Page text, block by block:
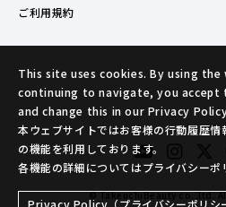
ご利用規約
© TakeuchiBeauty co.,ltd.
This site uses cookies. By using
continuing to navigate, you accept
and change this in our Privacy
本ウェブサイトではお客様の行動履歴
の機能を利用しております。
各機能の詳細についてはプライバシーポ
Privacy Policy（プライバシーポリシ